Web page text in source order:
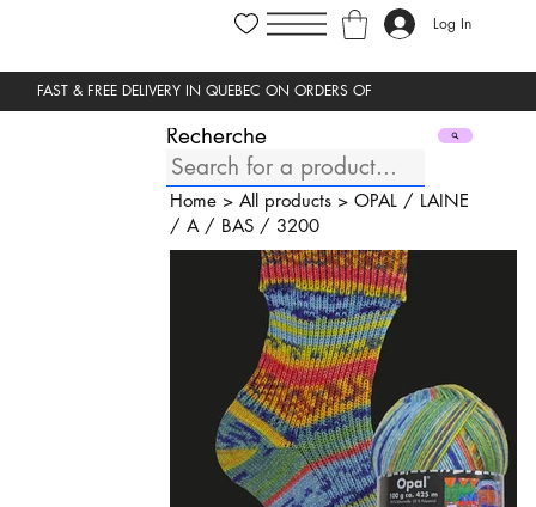
Log In
Recherche
Home> All products> OPAL / LAINE
/ A / BAS / 3200